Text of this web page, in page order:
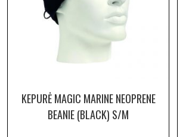
KEPURĖ MAGIC MARINE NEOPRENE
BEANIE (BLACK) S/M